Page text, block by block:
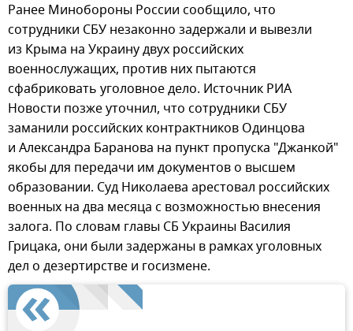
Ранее Минобороны России сообщило, что
сотрудники СБУ незаконно задержали и вывезли
из Крыма на Украину двух российских
военнослужащих, против них пытаются
сфабриковать уголовное дело. Источник РИА
Новости позже уточнил, что сотрудники СБУ
заманили российских контрактников Одинцова
и Александра Баранова на пункт пропуска "Джанкой"
якобы для передачи им документов о высшем
образовании. Суд Николаева арестовал российских
военных на два месяца с возможностью внесения
залога. По словам главы СБ Украины Василия
Грицака, они были задержаны в рамках уголовных
дел о дезертирстве и госизмене.